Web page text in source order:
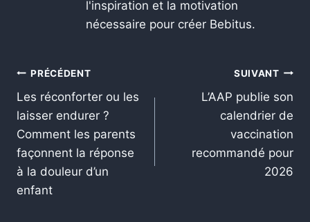
l'inspiration et la motivation
nécessaire pour créer Bebitus.
PRÉCÉDENT
Les réconforter ou les
laisser endurer ?
Comment les parents
façonnent la réponse
à la douleur d’un
enfant
SUIVANT
L’AAP publie son
calendrier de
vaccination
recommandé pour
2026